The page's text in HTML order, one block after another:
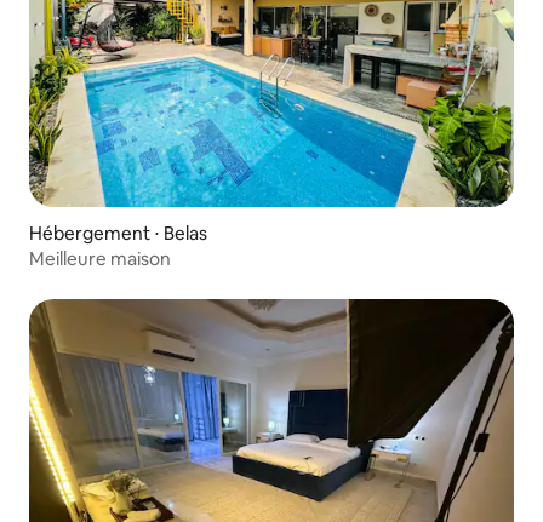
Hébergement ⋅ Belas
Meilleure maison